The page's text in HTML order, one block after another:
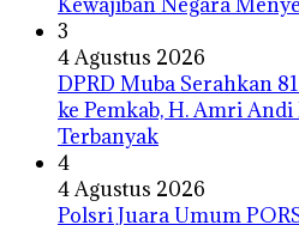
3
4 Agustus 2026
DPRD Muba Serahkan
ke Pemkab, H. Amri
Terbanyak
4
4 Agustus 2026
Polsri Juara Umum